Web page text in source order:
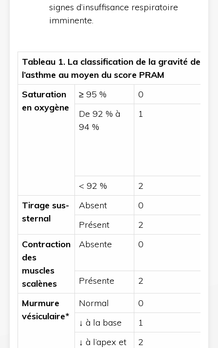
signes d’insuffisance respiratoire
imminente.
Tableau 1. La classification de la gravité de
l’asthme au moyen du score PRAM
Saturation
en oxygène
≥ 95 %
0
De 92 % à
94 %
1
< 92 %
2
Tirage sus-
sternal
Absent
0
Présent
2
Contraction
des
muscles
scalènes
Absente 0
Présente
2
Murmure
vésiculaire*
Normal
0
↓ à la base
1
↓ à l’apex et
2